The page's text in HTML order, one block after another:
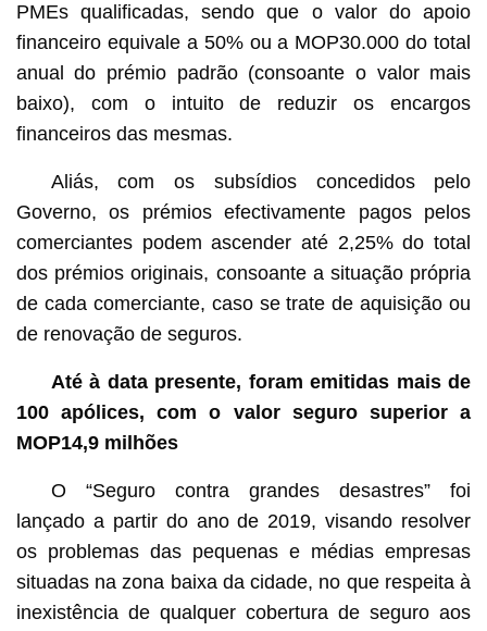
PMEs qualificadas, sendo que o valor do apoio
financeiro equivale a 50% ou a MOP30.000 do total
anual do prémio padrão (consoante o valor mais
baixo), com o intuito de reduzir os encargos
financeiros das mesmas.
Aliás, com os subsídios concedidos pelo
Governo, os prémios efectivamente pagos pelos
comerciantes podem ascender até 2,25% do total
dos prémios originais, consoante a situação própria
de cada comerciante, caso se trate de aquisição ou
de renovação de seguros.
Até à data presente, foram emitidas mais de
100 apólices, com o valor seguro superior a
MOP14,9 milhões
O “Seguro contra grandes desastres” foi
lançado a partir do ano de 2019, visando resolver
os problemas das pequenas e médias empresas
situadas na zona baixa da cidade, no que respeita à
inexistência de qualquer cobertura de seguro aos